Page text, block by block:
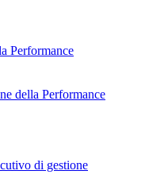
Performance
della Performance
di gestione